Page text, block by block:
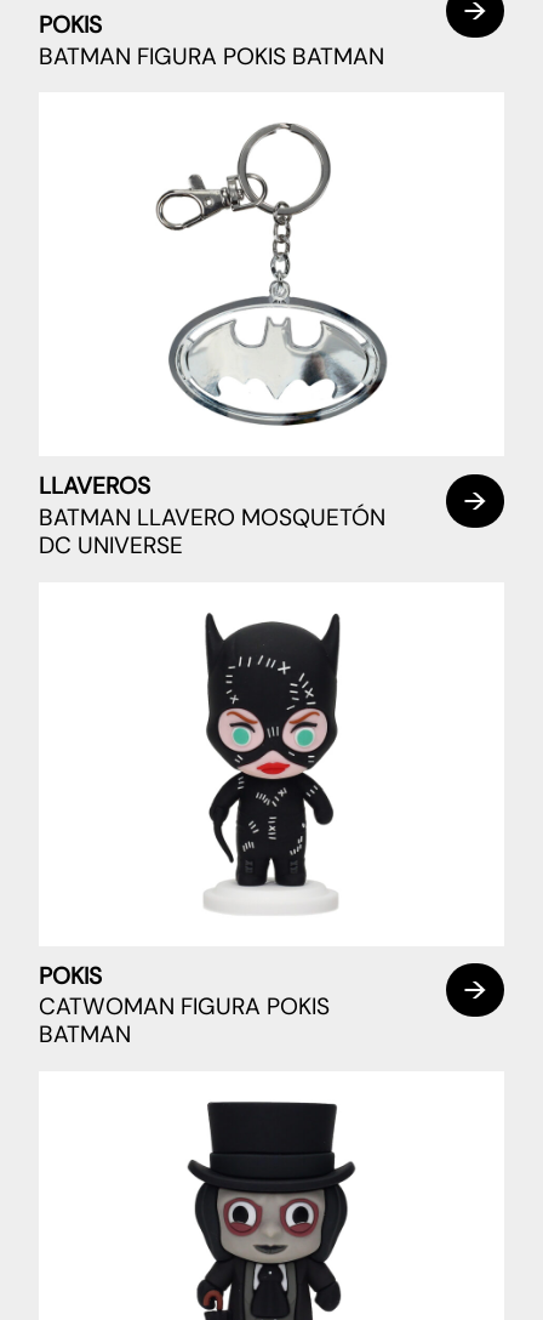
POKIS
BATMAN FIGURA POKIS BATMAN
LLAVEROS
BATMAN LLAVERO MOSQUETÓN
DC UNIVERSE
POKIS
CATWOMAN FIGURA POKIS
BATMAN